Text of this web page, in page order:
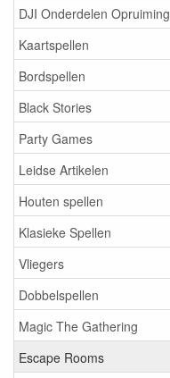
DJI Onderdelen Opruiming
Kaartspellen
Bordspellen
Black Stories
Party Games
Leidse Artikelen
Houten spellen
Klasieke Spellen
Vliegers
Dobbelspellen
Magic The Gathering
Escape Rooms